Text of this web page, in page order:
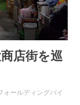
店街を巡
ォールディングバイ